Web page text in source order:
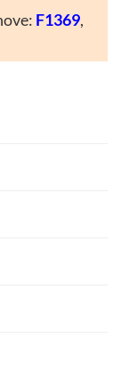
F1369,